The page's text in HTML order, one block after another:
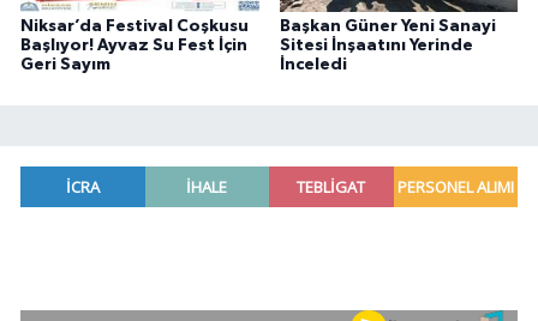
Niksar’da Festival Coşkusu
Başlıyor! Ayvaz Su Fest İçin
Geri Sayım
Başkan Güner Yeni Sanayi
Sitesi İnşaatını Yerinde
İnceledi